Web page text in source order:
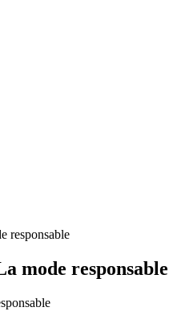
responsable
mode responsable